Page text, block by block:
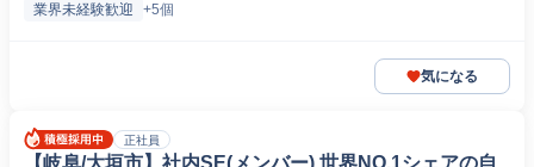
業界未経験歓迎 +5個
気になる
正社員
【岐阜/大垣市】社内SE(メンバー) 世界NO.1シェアの自